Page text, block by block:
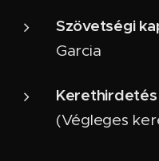
Szövetségi
Garcia
(Végleges